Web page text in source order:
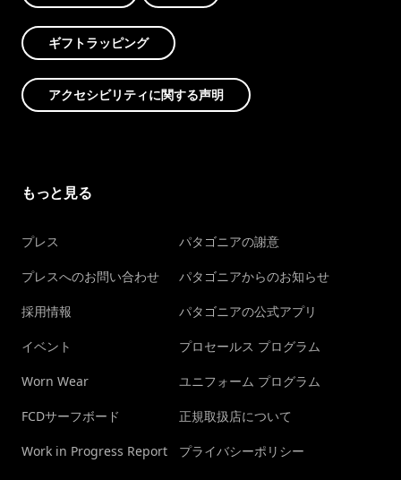
ギフトラッピング
アクセシビリティに関する声明
もっと見る
プレス
プレスへのお問い合わせ
採用情報
イベント
Worn Wear
FCDサーフボード
Work in Progress Report
パタゴニアの謝意
パタゴニアからのお知らせ
パタゴニアの公式アプリ
プロセールス プログラム
ユニフォーム プログラム
正規取扱店について
プライバシーポリシー